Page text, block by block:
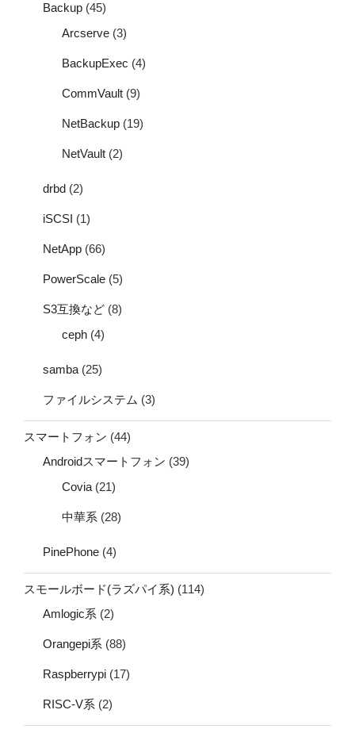
Backup (45)
Arcserve (3)
BackupExec (4)
CommVault (9)
NetBackup (19)
NetVault (2)
drbd (2)
iSCSI (1)
NetApp (66)
PowerScale (5)
S3互換など (8)
ceph (4)
samba (25)
ファイルシステム (3)
スマートフォン (44)
Androidスマートフォン (39)
Covia (21)
中華系 (28)
PinePhone (4)
スモールボード(ラズパイ系) (114)
Amlogic系 (2)
Orangepi系 (88)
Raspberrypi (17)
RISC-V系 (2)